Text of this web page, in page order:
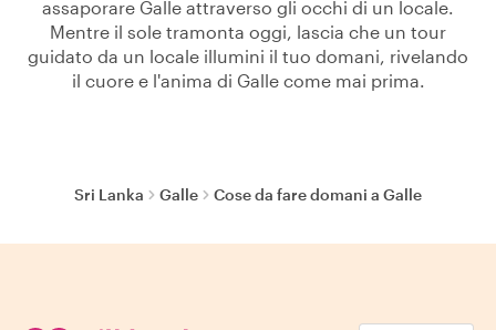
assaporare Galle attraverso gli occhi di un locale.
Mentre il sole tramonta oggi, lascia che un tour
guidato da un locale illumini il tuo domani, rivelando
il cuore e l'anima di Galle come mai prima.
Sri Lanka Galle Cose da fare domani a Galle